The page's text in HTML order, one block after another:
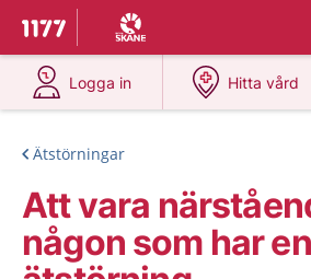
Till startsidan för 1177
Du har valt region
Logga in
på 1177.se
Hitta vård
på
Ätstörningar
Att vara
någon som har en